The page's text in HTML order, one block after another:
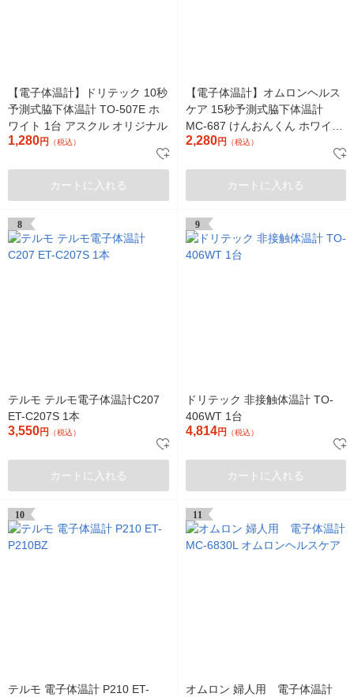
【電子体温計】ドリテック 10秒
予測式脇下体温計 TO-507E ホ
ワイト 1台 アスクル オリジナル
1,280円 （税込）
カートに入れる
【電子体温計】オムロンヘルス
ケア 15秒予測式脇下体温計
MC-687 けんおんくん ホワイト
1台
2,280円 （税込）
カートに入れる
8
テルモ テルモ電子体温計C207
ET-C207S 1本
3,550円 （税込）
カートに入れる
9
ドリテック 非接触体温計 TO-
406WT 1台
4,814円 （税込）
カートに入れる
10
テルモ 電子体温計 P210 ET-
11
オムロン 婦人用 電子体温計